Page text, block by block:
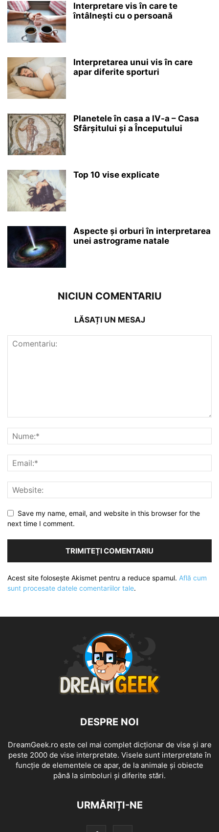
Interpretare vis în care te
întâlnești cu o persoană
Interpretarea unui vis în care
apar diferite sporturi
Planetele în casa a IV-a – Casa
Sfârșitului și a Începutului
Top 10 vise explicate
Aspecte și orburi în interpretarea
unei astrograme natale
NICIUN COMENTARIU
LĂSAȚI UN MESAJ
Save my name, email, and website in this browser for the
next time I comment.
Acest site folosește Akismet pentru a reduce spamul. Află cum
sunt procesate datele comentariilor tale.
DESPRE NOI
DreamGeek.ro este cel mai complet dicționar de vise și are
peste 2000 de vise interpretate. Visele sunt interpretate în
funcție de elementele ce apar, de la animale și obiecte
până la simboluri și diferite stări.
URMĂRIȚI-NE